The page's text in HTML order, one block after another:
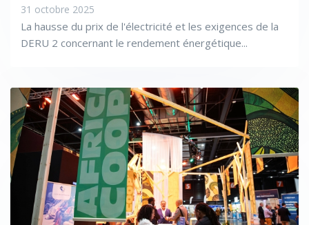
31 octobre 2025
La hausse du prix de l'électricité et les exigences de la
DERU 2 concernant le rendement énergétique...